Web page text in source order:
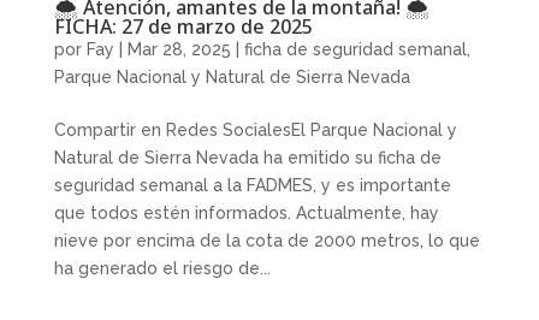
🌨️ Atención, amantes de la montaña! 🌨️
FICHA: 27 de marzo de 2025
por Fay Mar 28, 2025 ficha de seguridad semanal,
Parque Nacional y Natural de Sierra Nevada
Compartir en Redes SocialesEl Parque Nacional y
Natural de Sierra Nevada ha emitido su ficha de
seguridad semanal a la FADMES, y es importante
que todos estén informados. Actualmente, hay
nieve por encima de la cota de 2000 metros, lo que
ha generado el riesgo de...